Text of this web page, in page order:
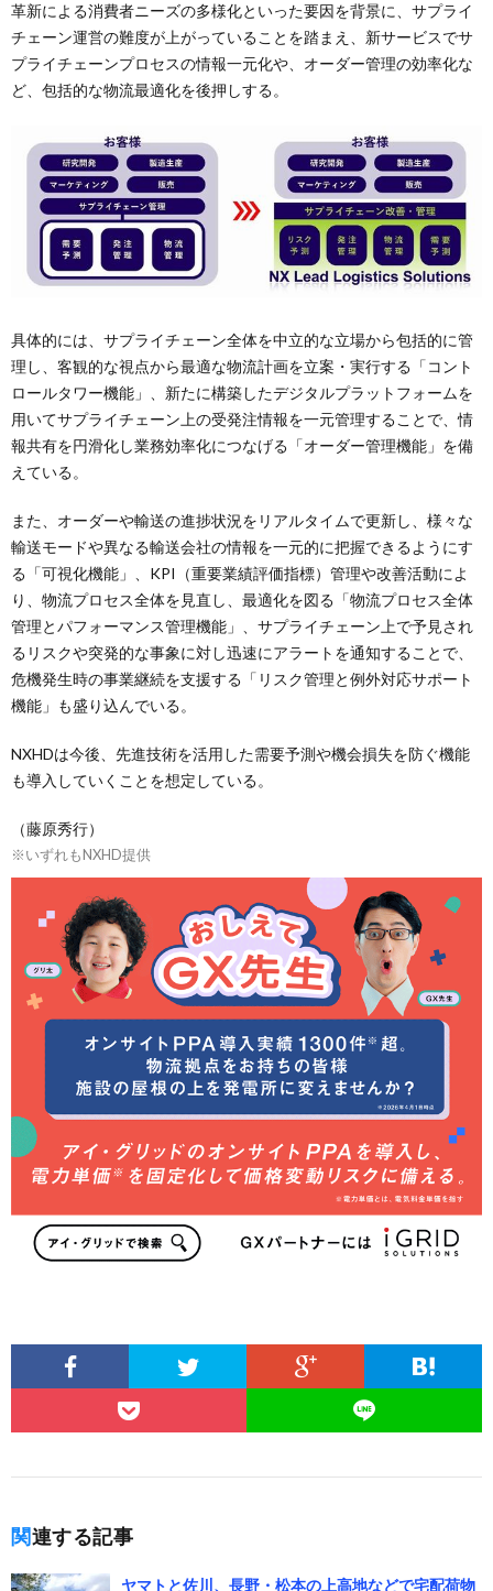
革新による消費者ニーズの多様化といった要因を背景に、サプライ
チェーン運営の難度が上がっていることを踏まえ、新サービスでサ
プライチェーンプロセスの情報一元化や、オーダー管理の効率化な
ど、包括的な物流最適化を後押しする。
具体的には、サプライチェーン全体を中立的な立場から包括的に管
理し、客観的な視点から最適な物流計画を立案・実行する「コント
ロールタワー機能」、新たに構築したデジタルプラットフォームを
用いてサプライチェーン上の受発注情報を一元管理することで、情
報共有を円滑化し業務効率化につなげる「オーダー管理機能」を備
えている。
また、オーダーや輸送の進捗状況をリアルタイムで更新し、様々な
輸送モードや異なる輸送会社の情報を一元的に把握できるようにす
る「可視化機能」、KPI（重要業績評価指標）管理や改善活動によ
り、物流プロセス全体を見直し、最適化を図る「物流プロセス全体
管理とパフォーマンス管理機能」、サプライチェーン上で予見され
るリスクや突発的な事象に対し迅速にアラートを通知することで、
危機発生時の事業継続を支援する「リスク管理と例外対応サポート
機能」も盛り込んでいる。
NXHDは今後、先進技術を活用した需要予測や機会損失を防ぐ機能
も導入していくことを想定している。
（藤原秀行）
※いずれもNXHD提供
関連する記事
ヤマトと佐川、長野・松本の上高地などで宅配荷物